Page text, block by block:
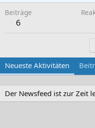
Beiträge
6
Neueste Aktivitäten
Der Newsfeed ist zur Zeit